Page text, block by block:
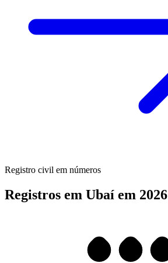
Registro civil em números
Registros em Ubaí em 2026